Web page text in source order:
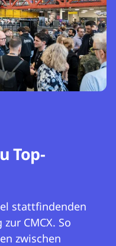
Top-
stattfindenden
CMCX. So
zwischen